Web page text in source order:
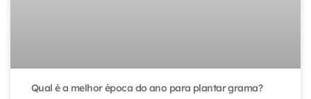
Qual é a melhor época do ano para plantar grama?